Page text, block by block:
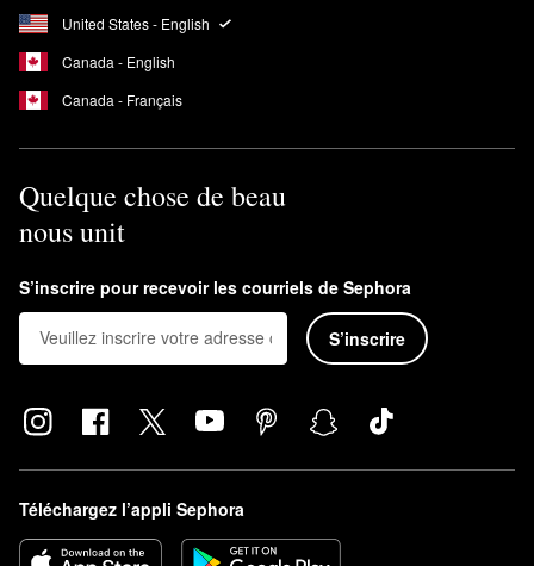
United States - English
Canada - English
Canada - Français
Quelque chose de beau
nous unit
S’inscrire pour recevoir les courriels de Sephora
S’inscrire
Téléchargez l’appli Sephora